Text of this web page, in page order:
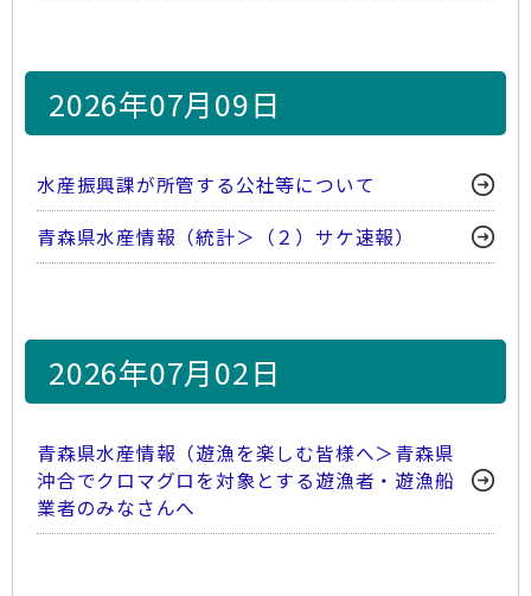
2026年07月09日
水産振興課が所管する公社等について
青森県水産情報（統計＞（２）サケ速報）
2026年07月02日
青森県水産情報（遊漁を楽しむ皆様へ＞青森県
沖合でクロマグロを対象とする遊漁者・遊漁船
業者のみなさんへ